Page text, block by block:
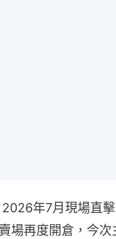
年7月現場直
場再度開倉，今次